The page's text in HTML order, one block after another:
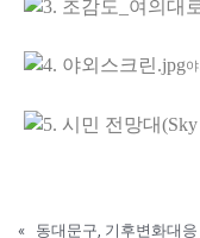
« 동대문구, 기후변화대